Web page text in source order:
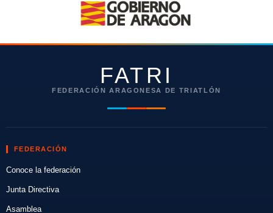
FATRI
FEDERACIÓN ARAGONESA DE TRIATLÓN
FEDERACIÓN
Conoce la federación
Junta Directiva
Asamblea